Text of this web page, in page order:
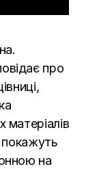
про
матеріалів
покажуть
на